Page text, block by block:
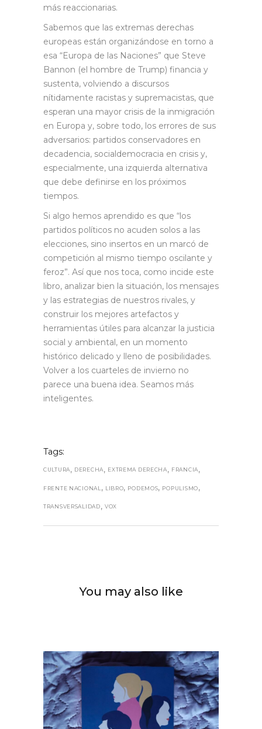
más reaccionarias.
Sabemos que las extremas derechas
europeas están organizándose en torno a
esa “Europa de las Naciones” que Steve
Bannon (el hombre de Trump) financia y
sustenta, volviendo a discursos
nítidamente racistas y supremacistas, que
esperan una mayor crisis de la inmigración
en Europa y, sobre todo, los errores de sus
adversarios: partidos conservadores en
decadencia, socialdemocracia en crisis y,
especialmente, una izquierda alternativa
que debe definirse en los próximos
tiempos.
Si algo hemos aprendido es que “los
partidos políticos no acuden solos a las
elecciones, sino insertos en un marcó de
competición al mismo tiempo oscilante y
feroz”. Así que nos toca, como incide este
libro, analizar bien la situación, los mensajes
y las estrategias de nuestros rivales, y
construir los mejores artefactos y
herramientas útiles para alcanzar la justicia
social y ambiental, en un momento
histórico delicado y lleno de posibilidades.
Volver a los cuarteles de invierno no
parece una buena idea. Seamos más
inteligentes.
Tags:
CULTURA, DERECHA, EXTREMA DERECHA, FRANCIA,
FRENTE NACIONAL , LIBRO, PODEMOS, POPULISMO,
TRANSVERSALIDAD, VOX
You may also like